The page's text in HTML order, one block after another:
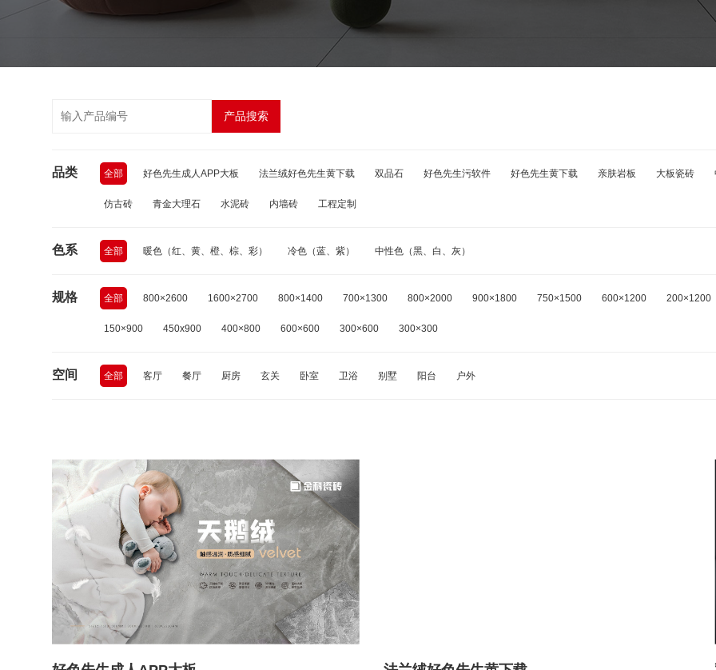
产品搜索
品类 全部 好色先生成人APP大板 法兰绒好色先生黄下载 双品石 好色先生污软件 好色先生黄下载 亲肤岩板 大板瓷砖
仿古砖 青金大理石 水泥砖 内墙砖 工程定制
色系 全部 暖色（红、黄、橙、棕、彩） 冷色（蓝、紫） 中性色（黑、白、灰）
规格 全部 800×2600 1600×2700 800×1400 700×1300 800×2000 900×1800 750×1500 600×1200 200×1200
150×900 450x900 400×800 600×600 300×600 300×300
空间 全部 客厅 餐厅 厨房 玄关 卧室 卫浴 别墅 阳台 户外